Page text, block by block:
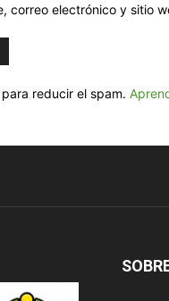
correo electrónico y sitio
reducir el spam.